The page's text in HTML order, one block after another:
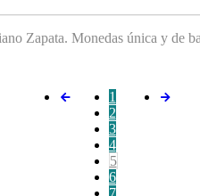
Zapata. Monedas única y de
1
2
3
4
5
6
7